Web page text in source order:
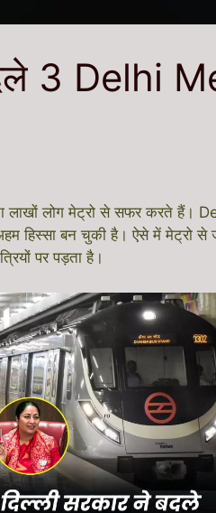
3 Delhi
लाखों लोग मेट्रो से सफर करते
हिस्सा बन चुकी है। ऐसे में मेट्रो
पर पड़ता है।